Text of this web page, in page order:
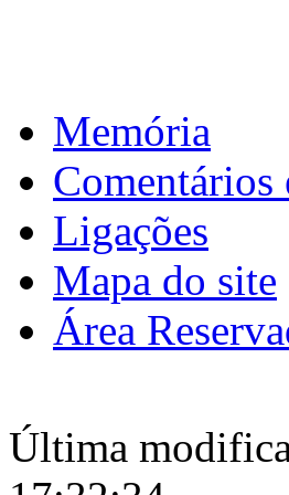
Memória
Comentários
Ligações
Mapa do site
Área
Última